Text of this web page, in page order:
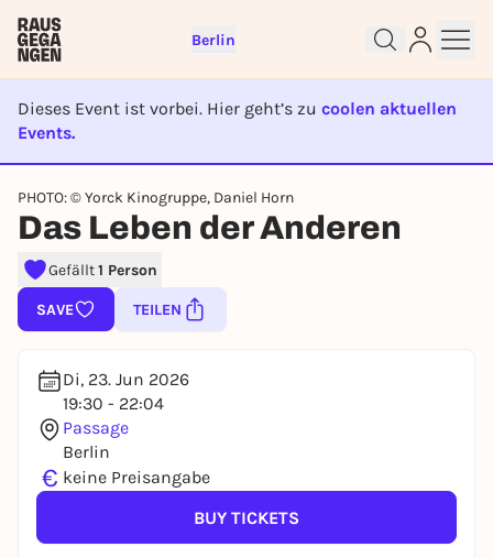
Berlin
Dieses Event ist vorbei. Hier geht’s zu coolen aktuellen
Events.
EVENT IST BEENDET
PHOTO: © Yorck Kinogruppe, Daniel Horn
Das Leben der Anderen
Gefällt1 Person
SAVE TEILEN
Di, 23. Jun 2026
19:30 - 22:04
Passage
Berlin
€ keine Preisangabe
BUY TICKETS
Sign up for free and get started
right away
To like events, follow pages, or participate in
lotteries, you need a free Rausgegangen account.
REGISTER FOR FREE NOW
You already have an account?